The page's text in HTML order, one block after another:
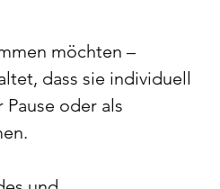
möchten –
dass sie individuell
oder als